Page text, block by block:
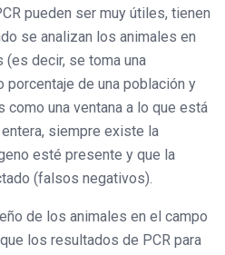
pueden ser muy útiles, tienen
se analizan los animales en
decir, se toma una
porcentaje de una población y
una ventana a lo que está
siempre existe la
esté presente y que la
(falsos negativos).
de los animales en el campo
los resultados de PCR para